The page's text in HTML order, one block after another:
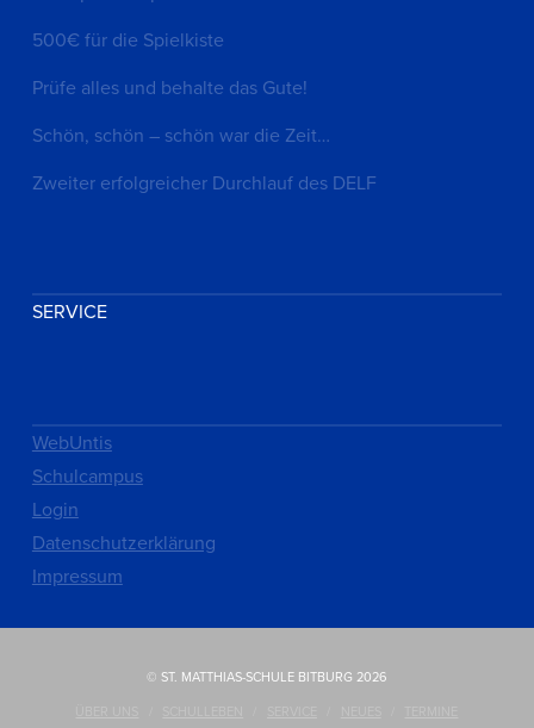
500€ für die Spielkiste
Prüfe alles und behalte das Gute!
Schön, schön – schön war die Zeit…
Zweiter erfolgreicher Durchlauf des DELF
SERVICE
WebUntis
Schulcampus
Login
Datenschutzerklärung
Impressum
© ST. MATTHIAS-SCHULE BITBURG 2026